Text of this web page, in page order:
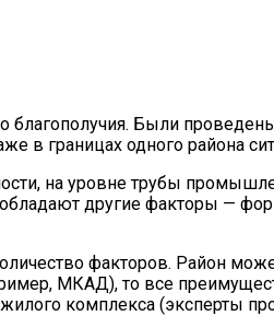
Были
границах одного района
на уровне трубы
другие факторы —
факторов. Район
МКАД), то все
комплекса (эксперты